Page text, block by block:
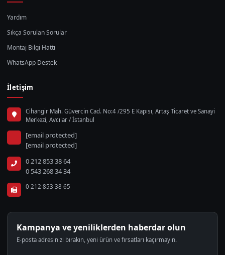
Yardım
Sıkça Sorulan Sorular
Montaj Bilgi Hattı
WhatsApp Destek
İletişim
Cihangir Mah. Güvercin Cad. No:4 /295 E Kapısı, Artaş Ticaret ve Sanayi
Merkezi, Avcılar / İstanbul
[email protected]
[email protected]
0 212 853 38 64
0 543 268 34 34
0 212 853 38 65
Kampanya ve yeniliklerden haberdar olun
E-posta adresinizi bırakın, yeni ürün ve fırsatları kaçırmayın.